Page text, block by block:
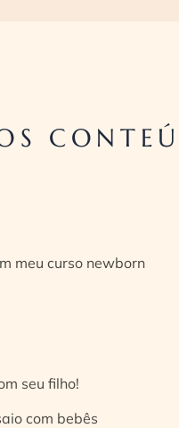
meu curso newborn
seu filho!
com bebês